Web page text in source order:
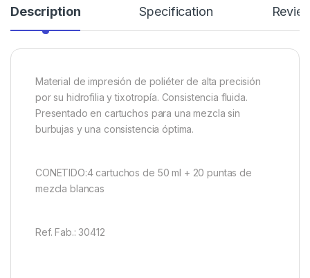
Description Specification
Material de impresión de poliéter de alta precisión
por su hidrofilia y tixotropía. Consistencia fluida.
Presentado en cartuchos para una mezcla sin
burbujas y una consistencia óptima.
CONETIDO:4 cartuchos de 50 ml + 20 puntas de
mezcla blancas
Ref. Fab.: 30412